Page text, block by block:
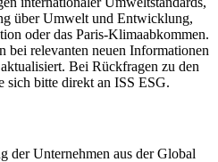
über Umwelt und Entwicklung,
oder das Paris-Klimaabkommen.
bei relevanten neuen Informationen
Bei Rückfragen zu den
sich bitte direkt an ISS ESG.
der Unternehmen aus der Global